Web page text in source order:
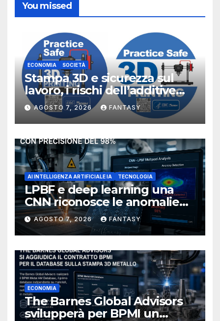
You missed
ECONOMIA SOCIETÀ
Stampa 3D e sicurezza sul
lavoro, i rischi dell’additive
manufacturing secondo
NIOSH
AGOSTO 7, 2026 FANTASY
AI INTELLIGENZA ARTIFICIALE IA TECNOLOGIA
LPBF e deep learning una
CNN riconosce le anomalie
del bagno di fusione
AGOSTO 7, 2026 FANTASY
ECONOMIA
The Barnes Global Advisors
svilupperà per BPMI un